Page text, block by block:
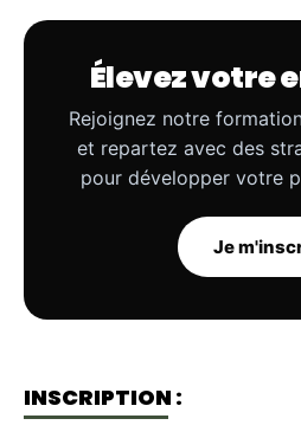
Élevez votre
Rejoignez notre
et repartez avec des
pour développer votre
Je
INSCRIPTION :